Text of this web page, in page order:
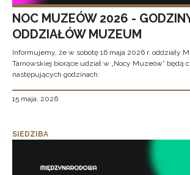
NOC MUZEÓW 2026 -
ODDZIAŁÓW MUZEUM
Informujemy, że w sobotę 16 maja 2026 r. oddziały
Tarnowskiej biorące udział w „Nocy Muzeów” będą
następujących godzinach:
15 maja, 2026
SIEDZIBA